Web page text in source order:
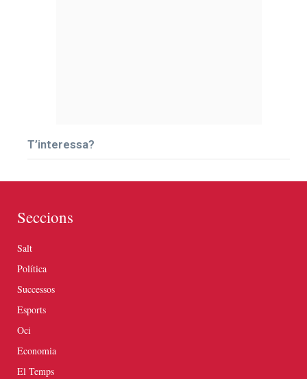
T’interessa?
Seccions
Salt
Política
Successos
Esports
Oci
Economia
El Temps